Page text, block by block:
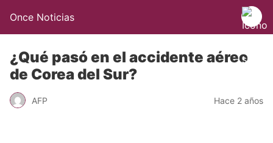
Once Noticias
¿Qué pasó en el accidente aéreo
de Corea del Sur?
AFP Hace 2 años